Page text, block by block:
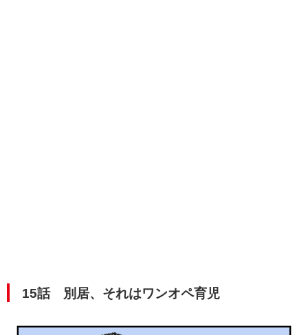
15話 別居、それはワンオペ育児